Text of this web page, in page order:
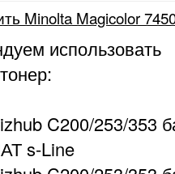
Minolta Magicolor
использовать
C200/253/353
s-Line